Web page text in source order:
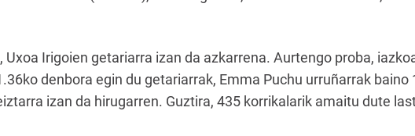
Uxoa Irigoien getariarra izan da azkarrena. Aurtengo proba,
denbora egin du getariarrak, Emma Puchu urruñarrak
izan da hirugarren. Guztira, 435 korrikalarik amaitu dute